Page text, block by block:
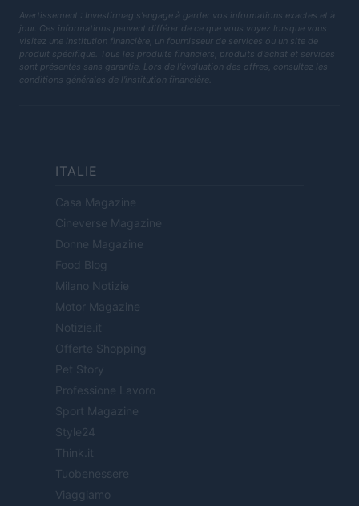
Avertissement : Investirmag s'engage à garder vos informations exactes et à
jour. Ces informations peuvent différer de ce que vous voyez lorsque vous
visitez une institution financière, un fournisseur de services ou un site de
produit spécifique. Tous les produits financiers, produits d'achat et services
sont présentés sans garantie. Lors de l'évaluation des offres, consultez les
conditions générales de l'institution financière.
ITALIE
Casa Magazine
Cineverse Magazine
Donne Magazine
Food Blog
Milano Notizie
Motor Magazine
Notizie.it
Offerte Shopping
Pet Story
Professione Lavoro
Sport Magazine
Style24
Think.it
Tuobenessere
Viaggiamo